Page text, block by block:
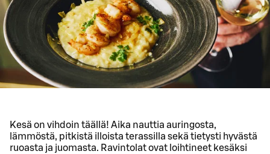
Kesä on vihdoin täällä! Aika nauttia auringosta,
lämmöstä, pitkistä illoista terassilla sekä tietysti hyvästä
ruoasta ja juomasta. Ravintolat ovat loihtineet kesäksi